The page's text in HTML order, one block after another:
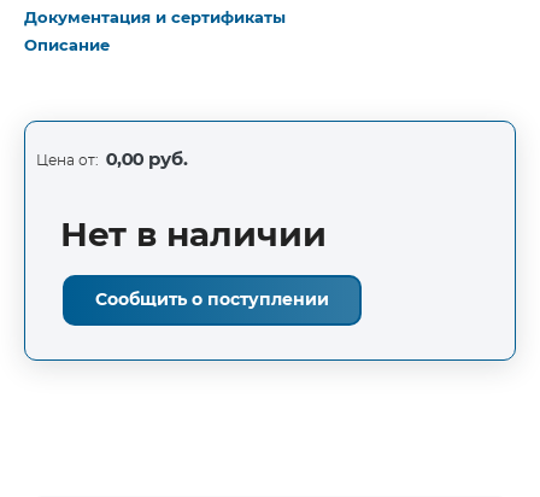
Документация и сертификаты
Описание
Цена от: 0,00 руб.
Нет в наличии
Сообщить о поступлении